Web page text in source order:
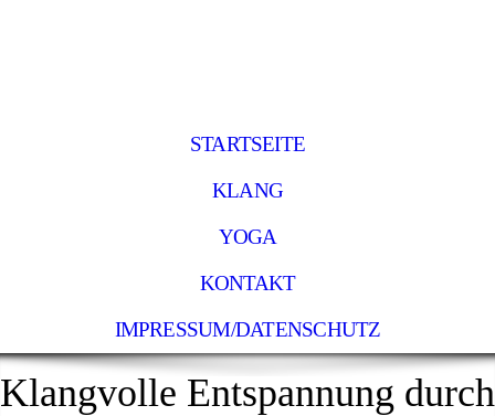
STARTSEITE
KLANG
YOGA
KONTAKT
IMPRESSUM/DATENSCHUTZ
Klangvolle Entspannung durch